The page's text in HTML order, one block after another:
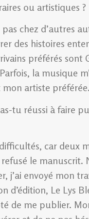
ou artistiques ?
pas chez d’autres
des histoires
préférés sont
la musique
mon artiste préférée.
tu réussi à faire
difficultés, car deux
refusé le manuscrit.
j’ai envoyé mon
d’édition, Le Lys
de me publier.